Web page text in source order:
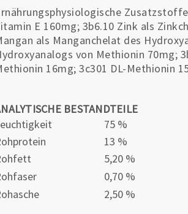
E 160mg; 3b6.10 Zink als
als Manganchelat des
von Methionin 70mg;
16mg; 3c301 DL-Methionin
BESTANDTEILE
75 %
13 %
5,20 %
0,70 %
2,50 %